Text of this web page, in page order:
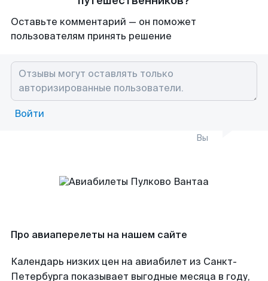
Оставьте комментарий — он поможет
пользователям принять решение
Войти
Вы
Про авиаперелеты на нашем сайте
Календарь низких цен на авиабилет из Санкт-
Петербурга показывает выгодные месяца в году,